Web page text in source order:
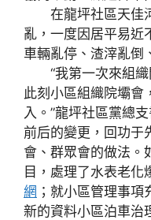
在龍坪社區天佳
亂，一度因居平易近
車輛亂停、渣滓亂倒
“我第一次來組織
此刻小區組織院壩會
入。”龍坪社區黨總
前后的變更，回功于
會、群眾會的做法。
目，處理了水表老化
網 ；就小區管理事
新的資料小區泊車治